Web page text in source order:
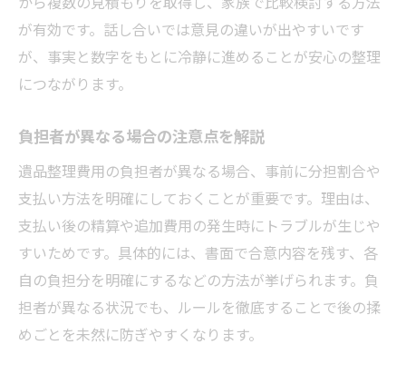
が有効です。話し合いでは意見の違いが出やすいです
が、事実と数字をもとに冷静に進めることが安心の整理
につながります。
負担者が異なる場合の注意点を解説
遺品整理費用の負担者が異なる場合、事前に分担割合や
支払い方法を明確にしておくことが重要です。理由は、
支払い後の精算や追加費用の発生時にトラブルが生じや
すいためです。具体的には、書面で合意内容を残す、各
自の負担分を明確にするなどの方法が挙げられます。負
担者が異なる状況でも、ルールを徹底することで後の揉
めごとを未然に防ぎやすくなります。